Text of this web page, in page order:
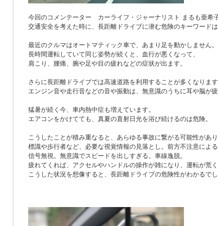
今回のコメンテーター カーライフ・ジャーナリスト まるも亜希
交通安全を考えた時に、長距離ドライブに潜む危険のキーワード
最近のクルマはオートマティック車で、あまり足を動かしません。
長時間運転していて同じ姿勢が続くと、血行が悪くなって、
肩こり、腰痛、腕や足や目の疲れなどの症状が出ます。
さらに長距離ドライブでは高速道路を利用することが多くなりま
エンジン音や走行音などの音や振動は、無意識のうちに耳や脳が
猛暑が続く今、車内熱中症も増えています。
エアコンをかけてても、真夏の直射日光を浴び続けるのは危険。
こうしたことが積み重なると、あらゆる事故に繋がる可能性があ
標識や歩行者など、必要な視覚情報の見落とし。前方不注意によ
信号無視。無意識でスピードを出しすぎる。車線逸脱。
疲れてくれば、アクセルやハンドルの操作が雑になり、運転が荒
こうした状況を想像すると、長距離ドライブの危険性がわかるで